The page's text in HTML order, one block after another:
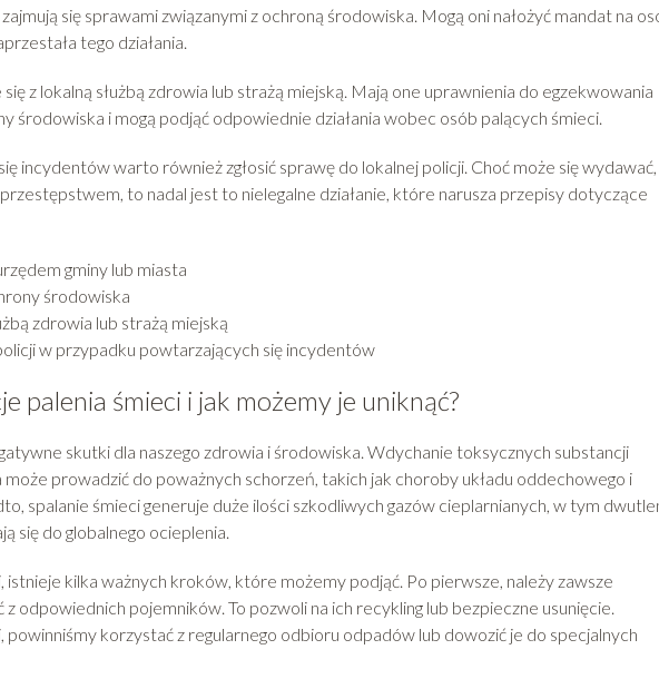
się sprawami związanymi z ochroną środowiska. Mogą oni nałożyć mandat na
tego działania.
z lokalną służbą zdrowia lub strażą miejską. Mają one uprawnienia do egzekwowania
środowiska i mogą podjąć odpowiednie działania wobec osób palących śmieci.
incydentów warto również zgłosić sprawę do lokalnej policji. Choć może się
to nadal jest to nielegalne działanie, które narusza przepisy dotyczące
gminy lub miasta
środowiska
zdrowia lub strażą miejską
w przypadku powtarzających się incydentów
palenia śmieci i jak możemy je uniknąć?
skutki dla naszego zdrowia i środowiska. Wdychanie toksycznych substancji
prowadzić do poważnych schorzeń, takich jak choroby układu oddechowego i
spalanie śmieci generuje duże ilości szkodliwych gazów cieplarnianych, w tym
się do globalnego ocieplenia.
istnieje kilka ważnych kroków, które możemy podjąć. Po pierwsze, należy zawsze
odpowiednich pojemników. To pozwoli na ich recykling lub bezpieczne usunięcie.
powinniśmy korzystać z regularnego odbioru odpadów lub dowozić je do specjalnych